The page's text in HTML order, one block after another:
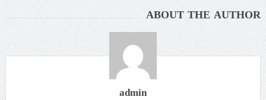
ABOUT THE AUTHOR
admin